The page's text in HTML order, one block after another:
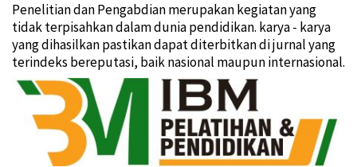
Penelitian dan Pengabdian merupakan kegiatan yang
tidak terpisahkan dalam dunia pendidikan. karya - karya
yang dihasilkan pastikan dapat diterbitkan di jurnal yang
terindeks bereputasi, baik nasional maupun internasional.